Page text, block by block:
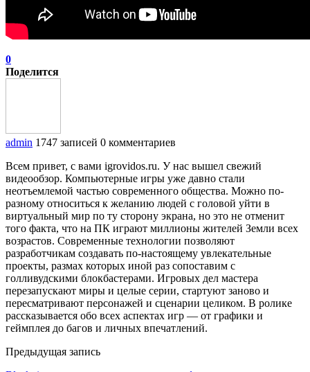
0
Поделится
admin 1747 записей 0 комментариев
Всем привет, с вами igrovidos.ru. У нас вышел свежий
видеообзор. Компьютерные игры уже давно стали
неотъемлемой частью современного общества. Можно по-
разному относиться к желанию людей с головой уйти в
виртуальный мир по ту сторону экрана, но это не отменит
того факта, что на ПК играют миллионы жителей Земли всех
возрастов. Современные технологии позволяют
разработчикам создавать по-настоящему увлекательные
проекты, размах которых иной раз сопоставим с
голливудскими блокбастерами. Игровых дел мастера
перезапускают миры и целые серии, стартуют заново и
пересматривают персонажей и сценарии целиком. В ролике
рассказывается обо всех аспектах игр — от графики и
геймплея до багов и личных впечатлений.
Предыдущая запись